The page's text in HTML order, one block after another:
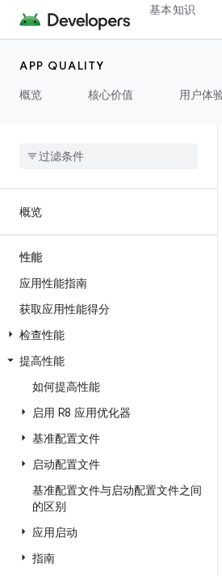
基本知识
APP QUALITY
概览
核心价值 用户体
概览
性能
应用性能指南
获取应用性能得分
检查性能
提高性能
如何提高性能
启用 R8 应用优化器
基准配置文件
启动配置文件
基准配置文件与启动配置文件之间
的区别
应用启动
指南